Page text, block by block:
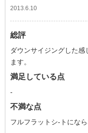
2013.6.10
総評
ダウンサイジングした
ます。
満足している点
-
不満な点
フルフラットシ-トにな